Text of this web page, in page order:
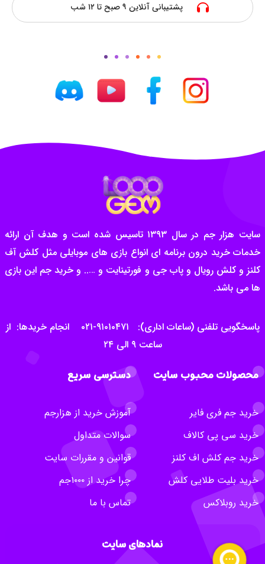
پشتیبانی آنلاین ۹ صبح تا ۱۲ شب
سایت هزار جم در سال ۱۳۹۳ تاسیس شده است و هدف آن ارائه
خدمات خرید درون برنامه ای انواع بازی های موبایلی مثل کلش آف
کلنز و کلش رویال و پاب جی و فورتینایت و ….. و خرید جم این بازی
ها می باشد.
پاسخگویی تلفنی (ساعات اداری): ۹۱۰۱۰۴۷۱-۰۲۱ انجام خریدها: از
ساعت ۹ الی ۲۴
محصولات محبوب سایت
خرید جم فری فایر
خرید سی پی کالاف
خرید جم کلش اف کلنز
خرید بلیت طلایی کلش
خرید روبلاکس
دسترسی سریع
آموزش خرید از هزارجم
سوالات متداول
قوانین و مقررات سایت
چرا خرید از ۱۰۰۰جم
تماس با ما
نمادهای سایت